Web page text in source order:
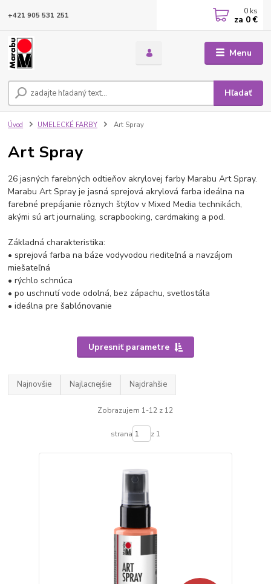
Menu
Hľadať
+421 905 531 251 0 ks
za 0 €
Úvod UMELECKÉ FARBY Art Spray
Art Spray
26 jasných farebných odtieňov akrylovej farby Marabu Art Spray.
Marabu Art Spray je jasná sprejová akrylová farba ideálna na
farebné prepájanie rôznych štýlov v Mixed Media technikách,
akými sú art journaling, scrapbooking, cardmaking a pod.
Základná charakteristika:
• sprejová farba na báze vodyvodou riediteľná a navzájom
miešateľná
• rýchlo schnúca
• po uschnutí vode odolná, bez zápachu, svetlostála
• ideálna pre šablónovanie
Upresniť parametre
Najnovšie Najlacnejšie Najdrahšie
Zobrazujem 1-12 z 12
strana z 1